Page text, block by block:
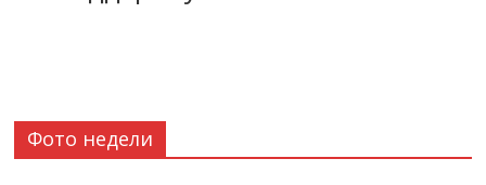
Фото недели